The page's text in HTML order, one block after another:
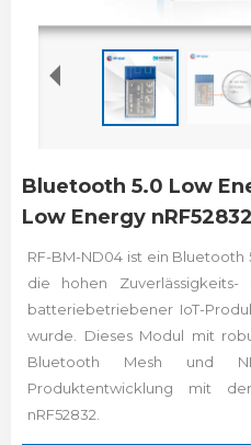
Bluetooth 5.0 Low
Low Energy
RF-BM-ND04 ist ein Bluetooth
die hohen Zuverlässigkeits-
batteriebetriebener IoT-
wurde. Dieses Modul mit
Bluetooth Mesh und
Produktentwicklung mit
nRF52832.